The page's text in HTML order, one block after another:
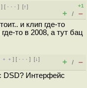
] [ · · ·][↑]
+1
+ / –
и клип где-то
то в 2008, а тут бац
] [ · · ·][↓]
+ / –
DSD? Интерфейс